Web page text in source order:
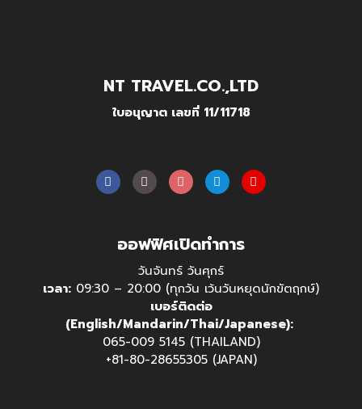
NT TRAVEL.CO.,LTD
ใบอนุญาต เลขที่ 11/11718
ออฟฟิศเปิดทำการ
วันจันทร์ วันศุกร์
เวลา: 09:30 – 20:00 (ทุกวัน เว้นวันหยุดนักขัตฤกษ์)
เบอร์ติดต่อ
(English/Mandarin/Thai/Japanese):
065-009 5145 (THAILAND)
+81-80-28655305 (JAPAN)